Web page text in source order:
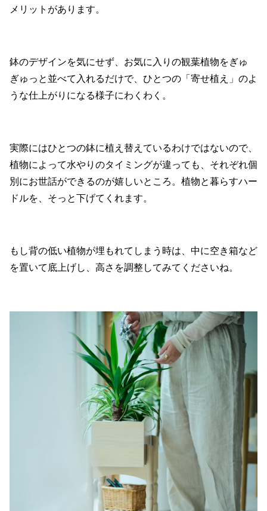
メリットがあります。
鉢のデザインを気にせず、お気に入りの観葉植物をぎゅ
ぎゅっと並べて入れるだけで、ひとつの「寄せ植え」のよ
うな仕上がりになる様子にわくわく。
実際にはひとつの鉢に植え替えているわけではないので、
植物によって水やりのタイミングが違っても、それぞれ個
別にお世話ができるのが嬉しいところ。植物と暮らすハー
ドルを、そっと下げてくれます。
もし背の低い植物が埋もれてしまう時は、中に空き箱など
を置いて底上げし、高さを調整してみてくださいね。